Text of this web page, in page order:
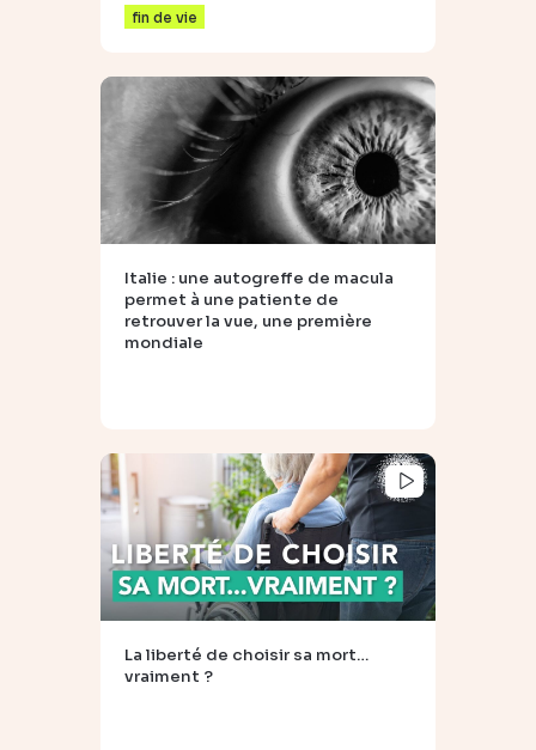
fin de vie
Italie : une autogreffe de macula
permet à une patiente de
retrouver la vue, une première
mondiale
La liberté de choisir sa mort…
vraiment ?